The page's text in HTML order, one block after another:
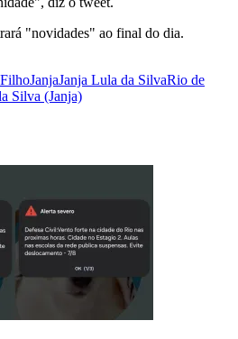
"novidades" ao final do dia.
JanjaJanja Lula da SilvaRio de
Silva (Janja)